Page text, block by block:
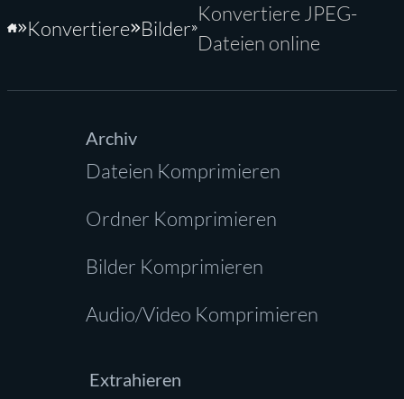
Startseite
Konvertiere Bilder
Konvertiere JPEG-
Dateien online
Archiv
Dateien Komprimieren
Ordner Komprimieren
Bilder Komprimieren
Audio/Video Komprimieren
Extrahieren